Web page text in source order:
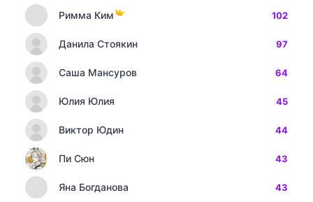
Римма Ким 102
Данила Стоякин 97
Саша Мансуров 64
Юлия Юлия 45
Виктор Юдин 44
Пи Сюн 43
Яна Богданова 43